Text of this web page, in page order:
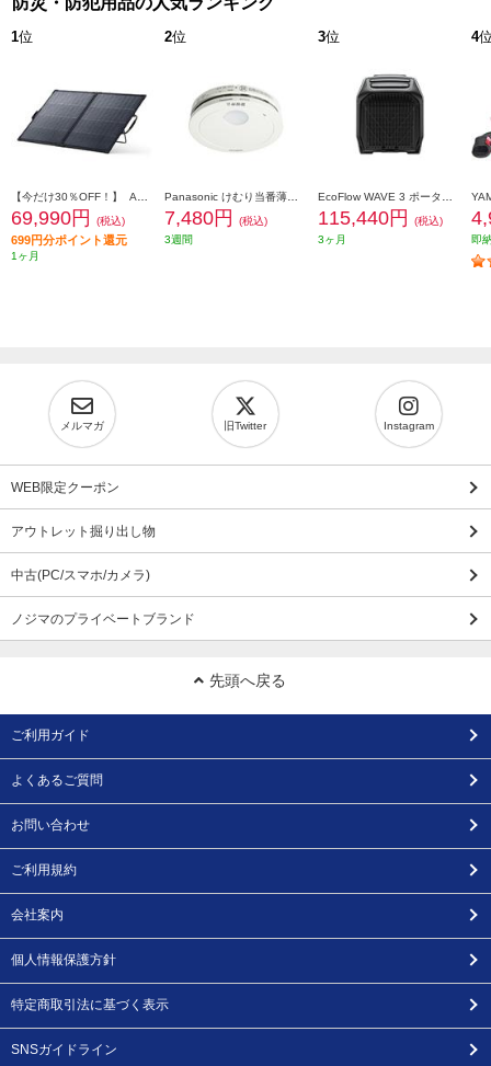
1位
69,990円 (税込)
699円分ポイント還元
1ヶ月
2位
7,480円
(税込)
3週間
3位
115,440円
(税込)
3ヶ月
4
即
メルマガ 旧Twitter Instagram
WEB限定クーポン
アウトレット掘り出し物
中古(PC/スマホ/カメラ)
ノジマのプライベートブランド
先頭へ戻る
ご利用ガイド
よくあるご質問
お問い合わせ
ご利用規約
会社案内
個人情報保護方針
特定商取引法に基づく表示
SNSガイドライン